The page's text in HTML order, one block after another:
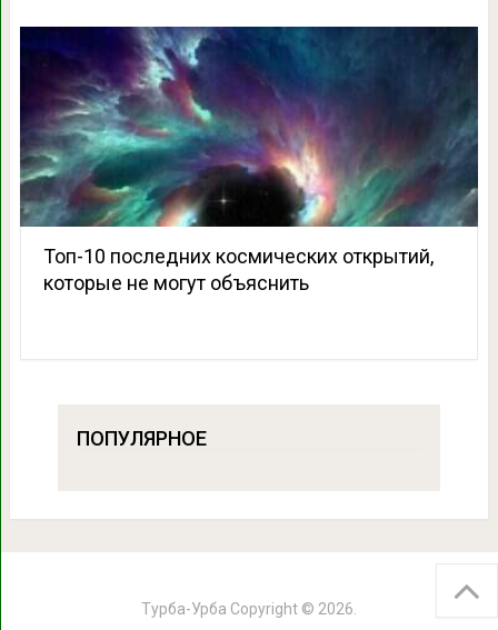
Топ-10 последних космических открытий,
которые не могут объяснить
ПОПУЛЯРНОЕ
Турба-Урба Copyright © 2026.